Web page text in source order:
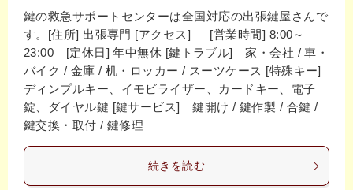
鍵の救急サポートセンターは全国対応の出張鍵屋さんで
す。[住所] 出張専門 [アクセス] ― [営業時間] 8:00～
23:00 [定休日] 年中無休 [鍵トラブル] 家・会社 / 車・
バイク / 金庫 / 机・ロッカー / スーツケース [特殊キー]
ディンプルキー、イモビライザー、カードキー、電子
錠、ダイヤル鍵 [鍵サービス] 鍵開け / 鍵作製 / 合鍵 /
鍵交換・取付 / 鍵修理
続きを読む